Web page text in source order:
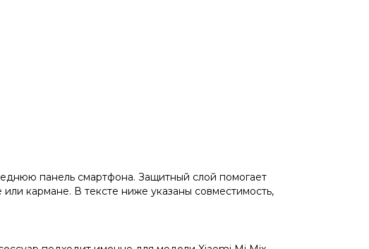
панель смартфона. Защитный слой помогает
кармане. В тексте ниже указаны совместимость,